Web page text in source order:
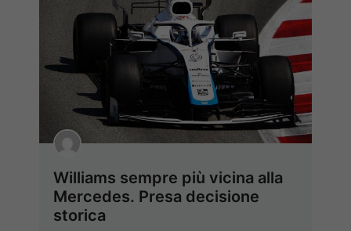
Williams sempre più vicina alla
Mercedes. Presa decisione
storica